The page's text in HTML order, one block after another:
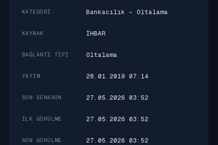
KATEGORI Bankacılık - Oltalama
KAYNAK İHBAR
BAĞLANTI TIPI Oltalama
YAYIM 28.01.2019 07:14
SON SENKRON 27.05.2026 03:52
İLK GÖRÜLME 27.05.2026 03:52
SON GÖRÜLME 27.05.2026 03:52